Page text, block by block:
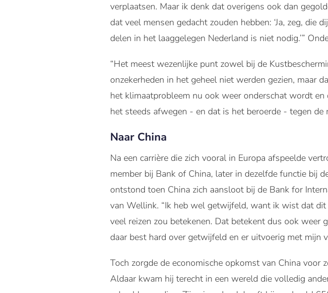
verplaatsen. Maar ik denk dat overigens ook dan
dat veel mensen gedacht zouden hebben: ‘Ja, zeg, die
delen in het laaggelegen Nederland is niet nodig.’”
“Het meest wezenlijke punt zowel bij de
onzekerheden in het geheel niet werden gezien, maar
het klimaatprobleem nu ook weer onderschat wordt
het steeds afwegen - en dat is het beroerde - tegen de
Naar China
Na een carrière die zich vooral in Europa afspeelde
member bij Bank of China, later in dezelfde functie bij
ontstond toen China zich aansloot bij de Bank for
van Wellink. “Ik heb wel getwijfeld, want ik wist dat
veel reizen zou betekenen. Dat betekent dus ook
daar best hard over getwijfeld en er uitvoerig met mijn
Toch zorgde de economische opkomst van China
Aldaar kwam hij terecht in een wereld die volledig